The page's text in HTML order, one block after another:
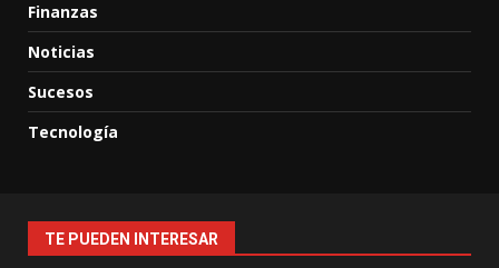
Finanzas
Noticias
Sucesos
Tecnología
TE PUEDEN INTERESAR